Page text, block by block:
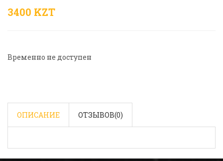
3400 KZT
Временно не доступен
ОПИСАНИЕ ОТЗЫВОВ(0)